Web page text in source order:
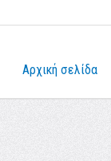
Αρχική σελίδα